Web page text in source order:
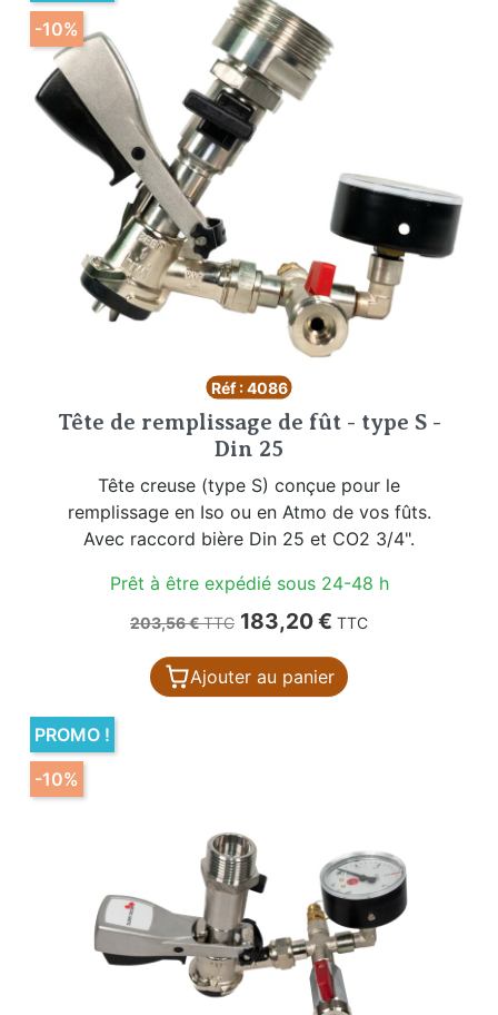
Réf : 4086
Tête de remplissage de fût - type S -
Din 25
Tête creuse (type S) conçue pour le
remplissage en Iso ou en Atmo de vos fûts.
Avec raccord bière Din 25 et CO2 3/4".
Prêt à être expédié sous 24-48 h
Prix de base
203,56 €TTC Prix
183,20 € TTC
Ajouter au panier
-10%
PROMO !
-10%